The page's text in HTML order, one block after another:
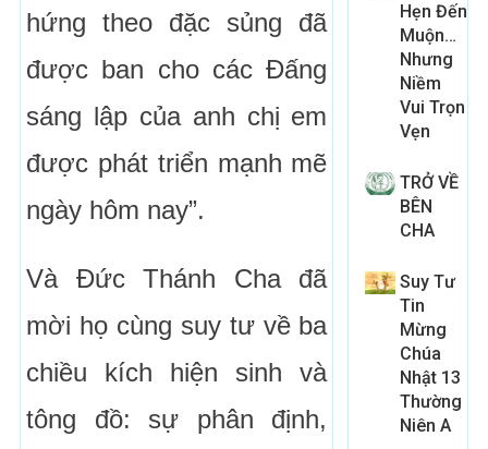
hứng theo đặc sủng đã
được ban cho các Đấng
sáng lập của anh chị em
được phát triển mạnh mẽ
ngày hôm nay”.
Và Đức Thánh Cha đã
mời họ cùng suy tư về ba
chiều kích hiện sinh và
tông đồ: sự phân định,
Hẹn Đến
Muộn…
Nhưng
Niềm
Vui Trọn
Vẹn
TRỞ VỀ
BÊN
CHA
Suy Tư
Tin
Mừng
Chúa
Nhật 13
Thường
Niên A